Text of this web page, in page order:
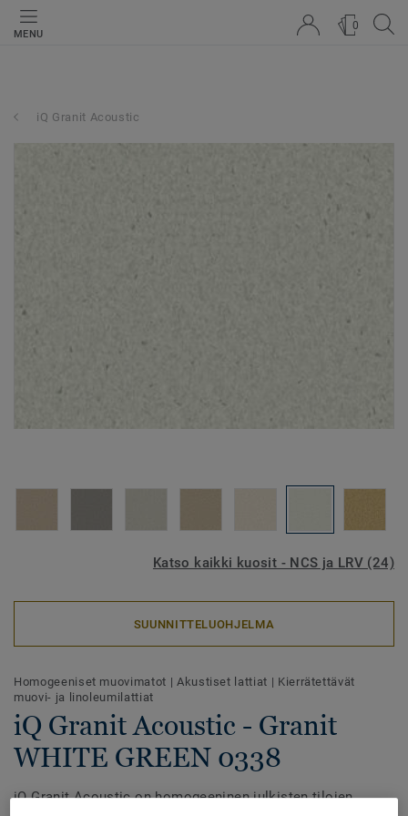
MENU
0
iQ Granit Acoustic
Katso kaikki kuosit - NCS ja LRV (24)
SUUNNITTELUOHJELMA
Homogeeniset muovimatot | Akustiset lattiat | Kierrätettävät
muovi- ja linoleumilattiat
iQ Granit Acoustic - Granit
WHITE GREEN 0338
iQ Granit Acoustic on homogeeninen julkisten tilojen